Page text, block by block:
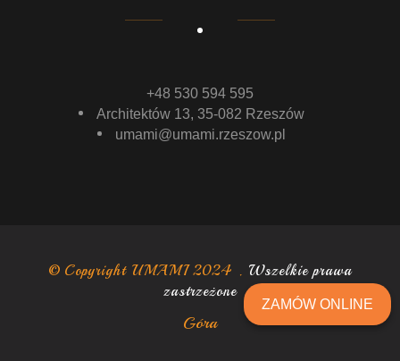
+48 530 594 595
Architektów 13, 35-082 Rzeszów
umami@umami.rzeszow.pl
© Copyright UMAMI 2024 . Wszelkie prawa
zastrzeżone
Góra
ZAMÓW ONLINE